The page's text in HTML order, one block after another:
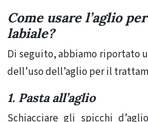
Come usare l’aglio
labiale?
Di seguito, abbiamo riportato
dell’uso dell’aglio per il
1. Pasta all’aglio
Schiacciare gli spicchi